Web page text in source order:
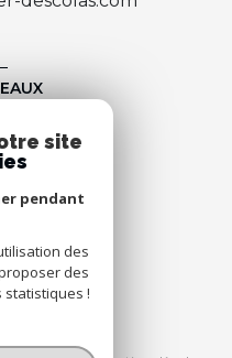
site
pendant
des
des
!